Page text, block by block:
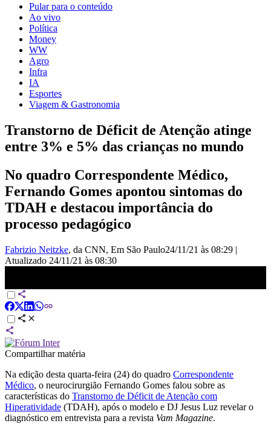
Pular para o conteúdo
Ao vivo
Política
Money
WW
Agro
Infra
IA
Esportes
Viagem & Gastronomia
Transtorno de Déficit de Atenção atinge
entre 3% e 5% das crianças no mundo
No quadro Correspondente Médico,
Fernando Gomes apontou sintomas do
TDAH e destacou importância do
processo pedagógico
Fabrizio Neitzke, da CNN, Em São Paulo24/11/21 às 08:29 |
Atualizado 24/11/21 às 08:30
Compartilhar matéria
Na edição desta quarta-feira (24) do quadro Correspondente
Médico, o neurocirurgião Fernando Gomes falou sobre as
características do Transtorno de Déficit de Atenção com
Hiperatividade (TDAH), após o modelo e DJ Jesus Luz revelar o
diagnóstico em entrevista para a revista Vam Magazine.